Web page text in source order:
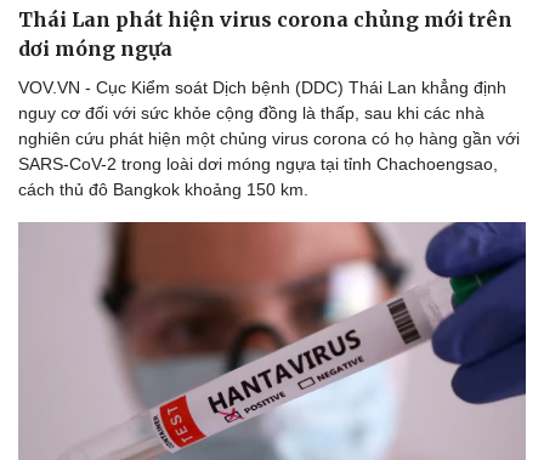
Thái Lan phát hiện virus corona chủng mới trên
dơi móng ngựa
VOV.VN - Cục Kiểm soát Dịch bệnh (DDC) Thái Lan khẳng định
nguy cơ đối với sức khỏe cộng đồng là thấp, sau khi các nhà
nghiên cứu phát hiện một chủng virus corona có họ hàng gần với
SARS-CoV-2 trong loài dơi móng ngựa tại tỉnh Chachoengsao,
cách thủ đô Bangkok khoảng 150 km.